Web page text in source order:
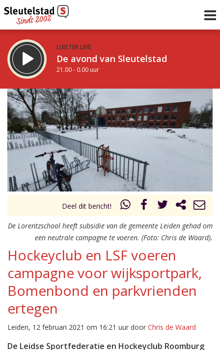
LUISTER LIVE:
De avond van Sleutelstad
21.00 - 0.00 uur
STRAKS:
De nacht van Sleutelstad
0.00 - 6.00 uur
Vorig uur
uur 1 van 0 Volgend uur
Inklappen
Deel dit bericht!
De Lorentzschool heeft subsidie van de gemeente Leiden gehad om
een neutrale campagne te voeren. (Foto: Chris de Waard).
Hockeyclub en LSF voeren
campagne voor wijksportpark,
Bomenbond en parkvrienden
ertegen
Leiden, 12 februari 2021 om 16:21 uur door Chris de Waard
De Leidse Sportfederatie en Hockeyclub Roomburg